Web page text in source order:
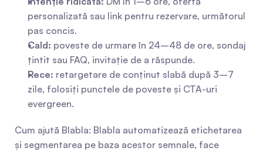
personalizată sau link pentru rezervare, următorul
pas concis.
Cald: poveste de urmare în 24–48 de ore, sondaj
țintit sau FAQ, invitație de a răspunde.
Rece: retargetare de conținut slabă după 3–7
zile, folosiți punctele de poveste și CTA-uri
evergreen.
Cum ajută Blabla: Blabla automatizează etichetarea
și segmentarea pe baza acestor semnale, face